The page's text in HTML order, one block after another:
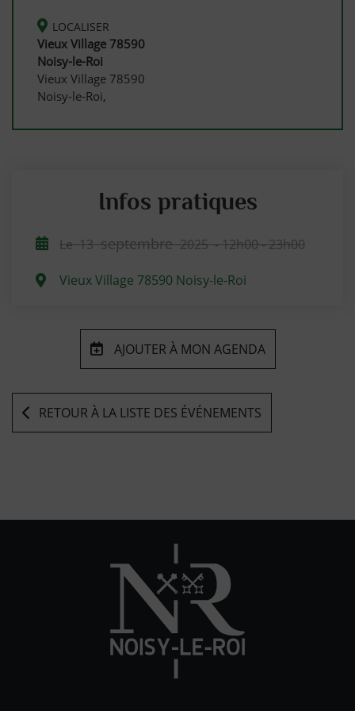
LOCALISER
Vieux Village 78590
Noisy-le-Roi
Vieux Village 78590
Noisy-le-Roi,
Infos pratiques
Le13septembre2025- 12h00 - 23h00
Vieux Village 78590 Noisy-le-Roi
AJOUTER À MON AGENDA
RETOUR À LA LISTE DES ÉVÉNEMENTS